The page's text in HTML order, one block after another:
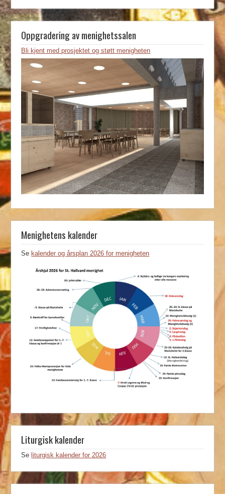
Oppgradering av menighetssalen
Bli kjent med prosjektet og støtt menigheten
Menighetens kalender
Sekalender og årsplan 2026 for menigheten
Liturgisk kalender
Se liturgisk kalender for 2026